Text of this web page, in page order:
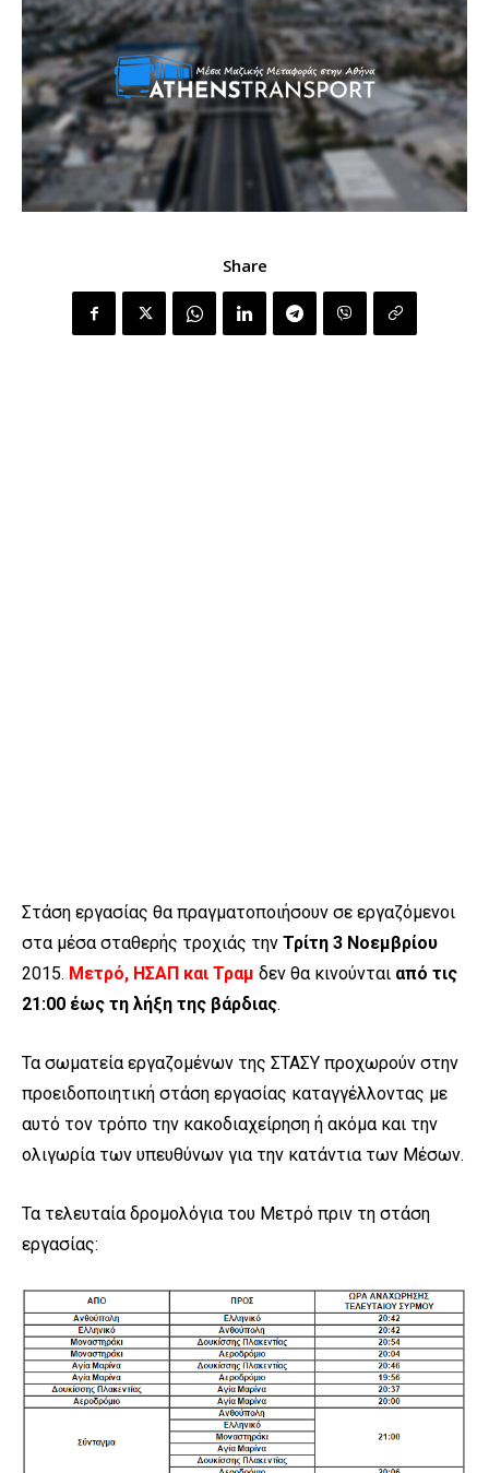
Share
Στάση εργασίας θα πραγματοποιήσουν σε εργαζόμενοι
στα μέσα σταθερής τροχιάς την Τρίτη 3 Νοεμβρίου
2015. Μετρό, ΗΣΑΠ και Τραμ δεν θα κινούνται από τις
21:00 έως τη λήξη της βάρδιας.
Τα σωματεία εργαζομένων της ΣΤΑΣΥ προχωρούν στην
προειδοποιητική στάση εργασίας καταγγέλλοντας με
αυτό τον τρόπο την κακοδιαχείρηση ή ακόμα και την
ολιγωρία των υπευθύνων για την κατάντια των Μέσων.
Τα τελευταία δρομολόγια του Μετρό πριν τη στάση
εργασίας: